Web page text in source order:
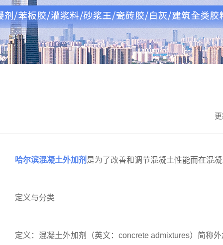
哈尔滨混凝土外加剂 是为了改善和调节混凝土性能而在混
定义与分类
定义：混凝土外加剂（英文：concrete admixtures）简称